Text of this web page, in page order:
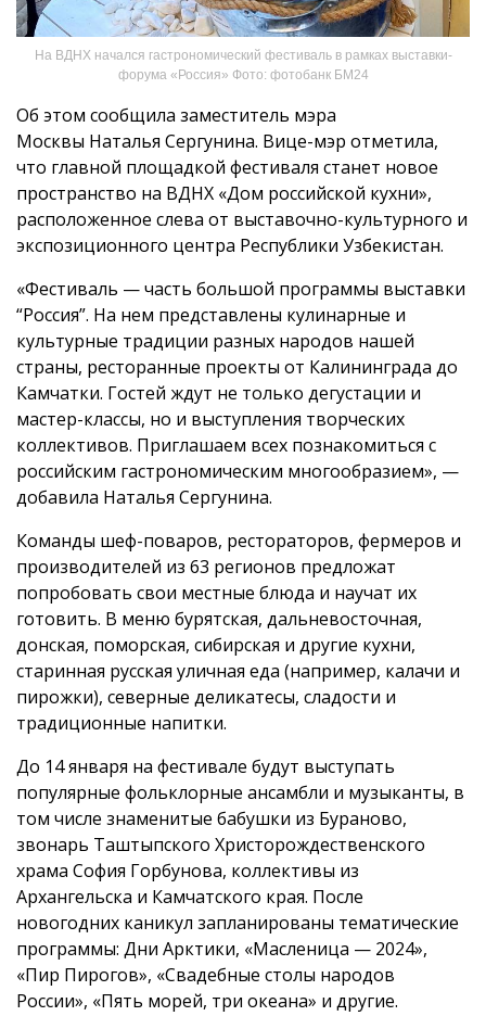
На ВДНХ начался гастрономический фестиваль в рамках выставки-
форума «Россия» Фото: фотобанк БМ24
Об этом сообщила заместитель мэра
Москвы Наталья Сергунина. Вице-мэр отметила,
что главной площадкой фестиваля станет новое
пространство на ВДНХ «Дом российской кухни»,
расположенное слева от выставочно-культурного и
экспозиционного центра Республики Узбекистан.
«Фестиваль — часть большой программы выставки
“Россия”. На нем представлены кулинарные и
культурные традиции разных народов нашей
страны, ресторанные проекты от Калининграда до
Камчатки. Гостей ждут не только дегустации и
мастер-классы, но и выступления творческих
коллективов. Приглашаем всех познакомиться с
российским гастрономическим многообразием», —
добавила Наталья Сергунина.
Команды шеф-поваров, рестораторов, фермеров и
производителей из 63 регионов предложат
попробовать свои местные блюда и научат их
готовить. В меню бурятская, дальневосточная,
донская, поморская, сибирская и другие кухни,
старинная русская уличная еда (например, калачи и
пирожки), северные деликатесы, сладости и
традиционные напитки.
До 14 января на фестивале будут выступать
популярные фольклорные ансамбли и музыканты, в
том числе знаменитые бабушки из Бураново,
звонарь Таштыпского Христорождественского
храма София Горбунова, коллективы из
Архангельска и Камчатского края. После
новогодних каникул запланированы тематические
программы: Дни Арктики, «Масленица — 2024»,
«Пир Пирогов», «Свадебные столы народов
России», «Пять морей, три океана» и другие.